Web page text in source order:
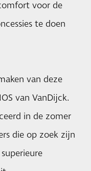
voor de
te doen
van deze
van VanDijck.
in de zomer
die op zoek zijn